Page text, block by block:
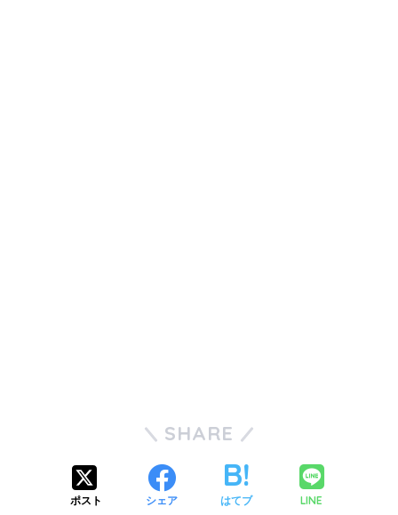
SHARE
ポスト シェア はてブ LINE